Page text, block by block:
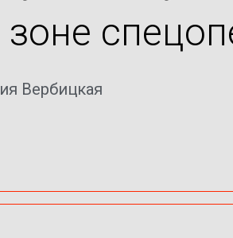
Вербицкая